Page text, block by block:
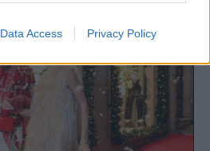
Data Access Privacy Policy